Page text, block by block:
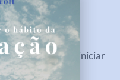
pelo Spotify
irão lhe ajudar a iniciar